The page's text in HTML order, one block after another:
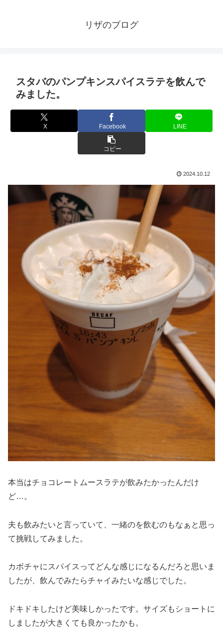
リザのブログ
スタバのパンプキンスパイスラテを飲んで
みました。
X Facebook LINE
コピー
2024.10.12
本当はチョコレートムースラテが飲みたかったんだけ
ど…。
夫も飲みたいと言っていて、一緒のを飲むのもなぁと思っ
て挑戦してみました。
カボチャにスパイスってどんな感じになるんだろと思いま
したが、飲んでみたらチャイみたいな感じでした。
ドキドキしたけど美味しかったです。サイズもショートに
しましたが大きくても良かったかも。